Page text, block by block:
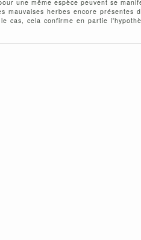
une même espèce peuvent se
mauvaises herbes encore
cas, cela confirme en partie